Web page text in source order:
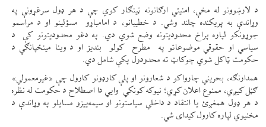
د لارښوونو له مخې، امنیتي ارګانونه ټینګار کوي چې د هر ډول سرغړونې په
وړاندې به پریکنده چلند وشي. د خطیبانو، د امامباړو مسؤلینو او د مراسمو
جوړونکو لپاره پراخ محدودیتونه وضع شوي دي. په دغو محدودیتونو کې د
سیاسي او حقوقي موضوعاتو په مطرح کولو بندیز او د وینا مینځپانګې د
حکومت ټاکل شوي چوکاټ ته محدودول پکې شامل دي.
همدارنګه، بحریني چارواکو د شعارونو او پلې کارډونو کارول چې «غیرمعمولي»
ګڼل کیږي، ممنوع اعلان کړي؛ نیوکه کونکي وایي دا اصطلاح د حکومت له نظره
د هر ډول همغږئ یا انتقاد د داخلي سیاستونو او سیمه‌ییزو مسایلو په وړاندې د
مخنیوي لپاره کارول کیدای شي.